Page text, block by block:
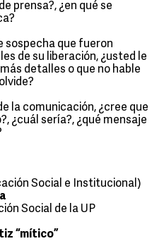
prensa?, ¿en qué se
sospecha que fueron
de su liberación, ¿usted le
detalles o que no hable
la comunicación, ¿cree que
¿cuál sería?, ¿qué mensaje
Social e Institucional)
Social de la UP
“mítico”